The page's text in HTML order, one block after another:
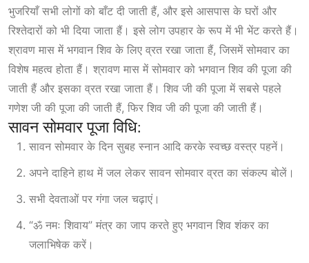
भुजरियाँ सभी लोगों को बाँट दी जाती हैं, और इसे आसपास के घरों और
रिश्तेदारों को भी दिया जाता हैं। इसे लोग उपहार के रूप में भी भेंट करते हैं।
श्रावण मास में भगवान शिव के लिए व्रत रखा जाता हैं, जिसमें सोमवार का
विशेष महत्व होता हैं। श्रावण मास में सोमवार को भगवान शिव की पूजा की
जाती हैं और इसका व्रत रखा जाता हैं। शिव जी की पूजा में सबसे पहले
गणेश जी की पूजा की जाती हैं, फिर शिव जी की पूजा की जाती हैं।
सावन सोमवार पूजा विधि:
सावन सोमवार के दिन सुबह स्नान आदि करके स्वच्छ वस्त्र पहनें।
अपने दाहिने हाथ में जल लेकर सावन सोमवार व्रत का संकल्प बोलें।
सभी देवताओं पर गंगा जल चढ़ाएं।
“ॐ नमः शिवाय” मंत्र का जाप करते हुए भगवान शिव शंकर का
जलाभिषेक करें।